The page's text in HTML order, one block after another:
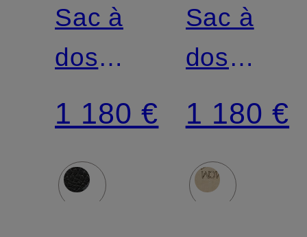
Sac à
dos
STARK
VI
1 180 €
Sac à
dos
STARK
SMALL
avec
1 180 €